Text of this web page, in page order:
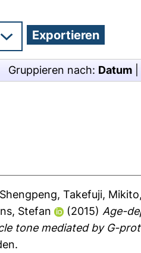
Gruppieren nach: Datum
, Takefuji, Mikito
Stefan (2015) Age-
tone mediated by G-